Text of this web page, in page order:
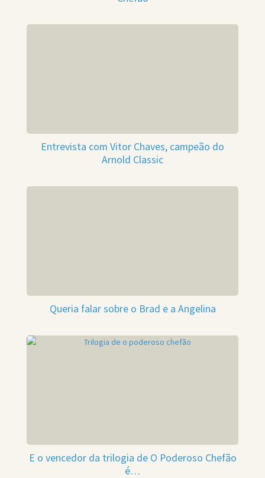
Entrevista com Vitor Chaves, campeão do
Arnold Classic
Queria falar sobre o Brad e a Angelina
E o vencedor da trilogia de O Poderoso Chefão
é…